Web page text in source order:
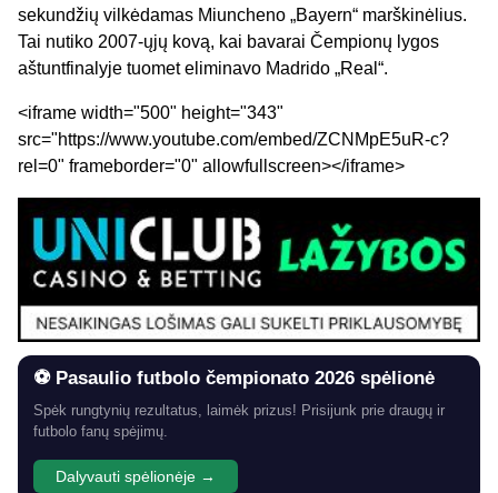
sekundžių vilkėdamas Miuncheno „Bayern“ marškinėlius.
Tai nutiko 2007-ųjų kovą, kai bavarai Čempionų lygos
aštuntfinalyje tuomet eliminavo Madrido „Real“.
<iframe width="500" height="343"
src="https://www.youtube.com/embed/ZCNMpE5uR-c?
rel=0" frameborder="0" allowfullscreen></iframe>
⚽ Pasaulio futbolo čempionato 2026 spėlionė
Spėk rungtynių rezultatus, laimėk prizus! Prisijunk prie draugų ir
futbolo fanų spėjimų.
Dalyvauti spėlionėje →